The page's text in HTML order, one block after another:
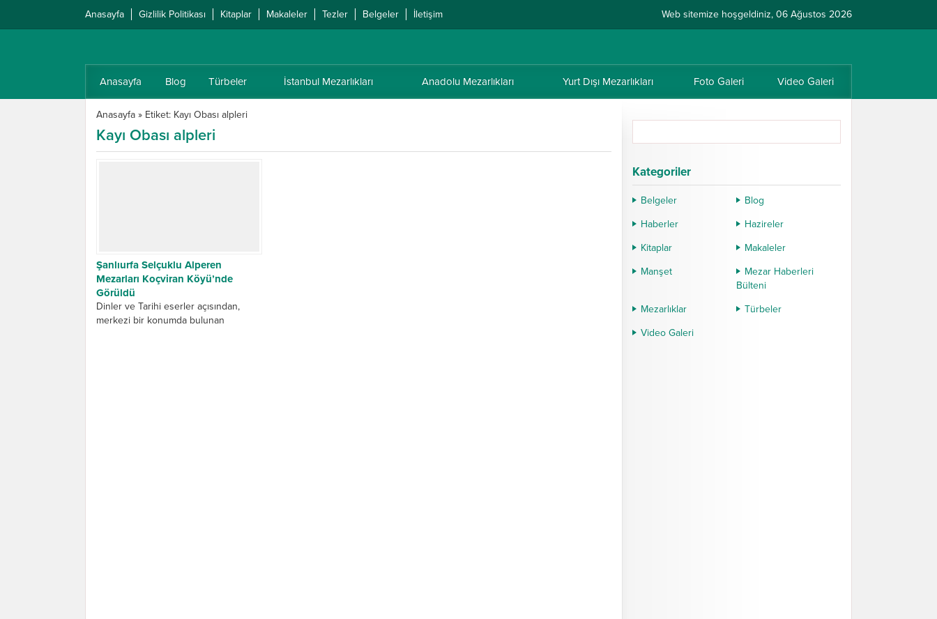
Anasayfa Gizlilik Politikası Kitaplar Makaleler Tezler Belgeler İletişim Web sitemize hoşgeldiniz, 06 Ağustos 2026
Anasayfa Blog Türbeler İstanbul Mezarlıkları Anadolu Mezarlıkları Yurt Dışı Mezarlıkları Foto Galeri Video Galeri
Anasayfa » Etiket: Kayı Obası alpleri
Kayı Obası alpleri
Şanlıurfa Selçuklu Alperen
Mezarları Koçviran Köyü’nde
Görüldü
Dinler ve Tarihi eserler açısından,
merkezi bir konumda bulunan
Kategoriler
Belgeler
Blog
Haberler
Hazireler
Kitaplar
Makaleler
Manşet
Mezar Haberleri
Bülteni
Mezarlıklar
Türbeler
Video Galeri